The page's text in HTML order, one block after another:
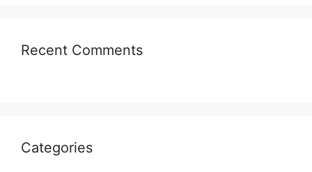
Recent Comments
Categories